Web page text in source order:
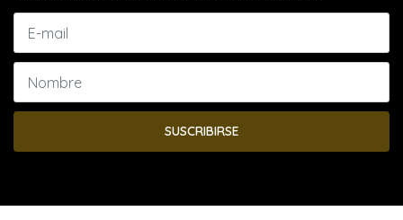
SUSCRIBIRSE